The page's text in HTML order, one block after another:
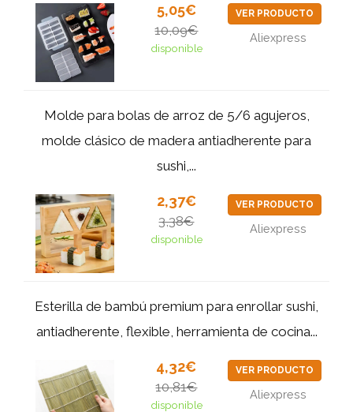
5,05€
10,09€
disponible
VER PRODUCTO
Aliexpress
Molde para bolas de arroz de 5/6 agujeros,
molde clásico de madera antiadherente para
sushi,...
2,37€
3,38€
disponible
VER PRODUCTO
Aliexpress
Esterilla de bambú premium para enrollar sushi,
antiadherente, flexible, herramienta de cocina...
4,32€
10,81€
disponible
VER PRODUCTO
Aliexpress